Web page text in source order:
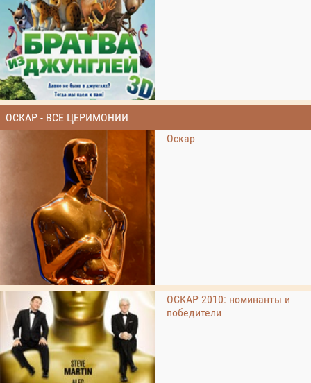
ОСКАР - ВСЕ ЦЕРИМОНИИ
Оскар
ОСКАР 2010: номинанты и
победители